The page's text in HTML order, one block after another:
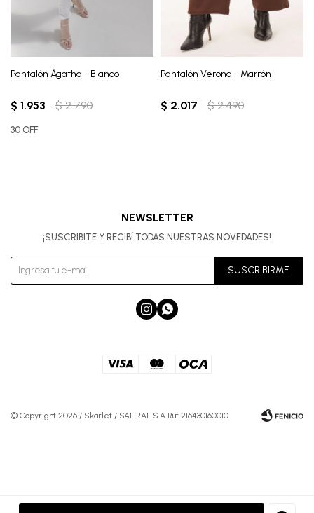
Pantalón Ágatha - Blanco
$ 1.953 $ 2.790
30 OFF
Pantalón Verona - Marrón
$ 2.017 $ 2.490
NEWSLETTER
¡SUSCRIBITE Y RECIBÍ TODAS NUESTRAS NOVEDADES!
SUSCRIBIRME
 
© Copyright 2026 / Skarlet / SALIRAL S.A Rut 216430160010
Fenicio